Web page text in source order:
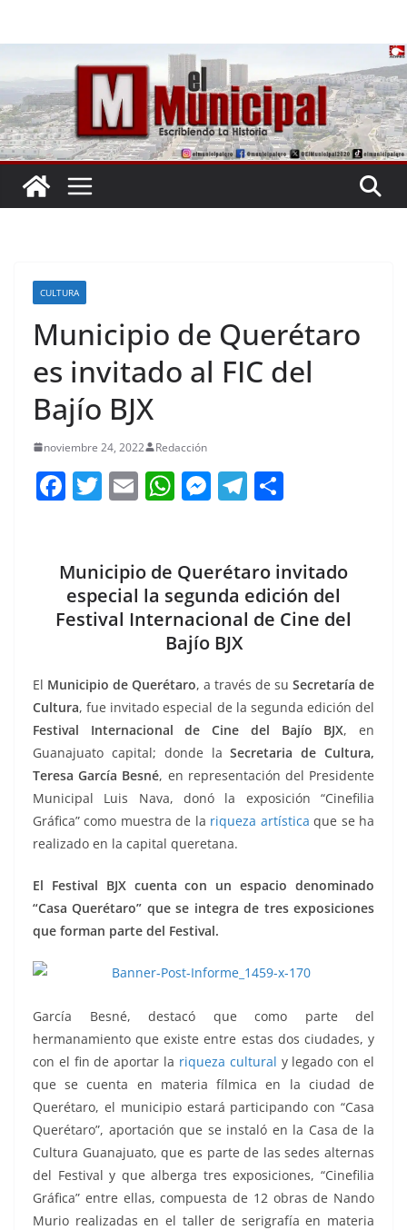
CULTURA
Municipio de Querétaro
es invitado al FIC del
Bajío BJX
noviembre 24, 2022 Redacción
F
e
b
o
k
T
er
E
l
W
s
A
p
p
M
e
n
g
er
T
gr
a
m
p
ar
tir
Municipio de Querétaro invitado
especial la segunda edición del
Festival Internacional de Cine del
Bajío BJX
El Municipio de Querétaro, a través de su Secretaría de
Cultura, fue invitado especial de la segunda edición del
Festival Internacional de Cine del Bajío BJX, en
Guanajuato capital; donde la Secretaria de Cultura,
Teresa García Besné, en representación del Presidente
Municipal Luis Nava, donó la exposición “Cinefilia
Gráfica” como muestra de la riqueza artística que se ha
realizado en la capital queretana.
El Festival BJX cuenta con un espacio denominado
“Casa Querétaro” que se integra de tres exposiciones
que forman parte del Festival.
García Besné, destacó que como parte del
hermanamiento que existe entre estas dos ciudades, y
con el fin de aportar la riqueza cultural y legado con el
que se cuenta en materia fílmica en la ciudad de
Querétaro, el municipio estará participando con “Casa
Querétaro”, aportación que se instaló en la Casa de la
Cultura Guanajuato, que es parte de las sedes alternas
del Festival y que alberga tres exposiciones, “Cinefilia
Gráfica” entre ellas, compuesta de 12 obras de Nando
Murio realizadas en el taller de serigrafía en materia